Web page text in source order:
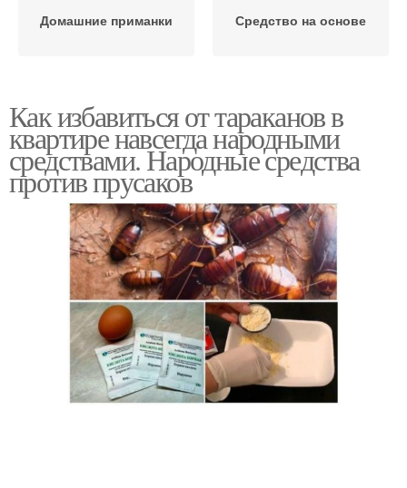
Домашние приманки Средство на основе
Как избавиться от тараканов в
квартире навсегда народными
средствами. Народные средства
против прусаков